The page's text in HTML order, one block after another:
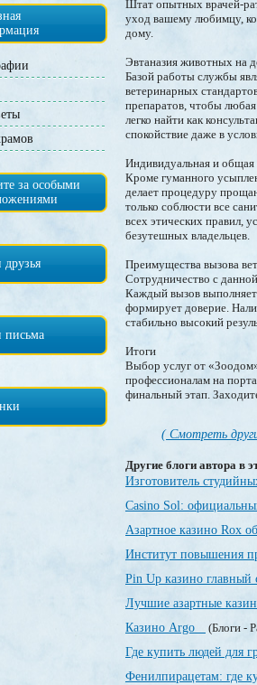
за особыми
Штат опытных врачей-
уход вашему любимцу,
дому.
Эвтаназия животных на
Базой работы службы
ветеринарных
препаратов, чтобы любая
легко найти как
спокойствие даже в
Индивидуальная и
Кроме гуманного
делает процедуру
только соблюсти все
всех этических правил,
безутешных владельцев.
Преимущества вызова
Сотрудничество с
Каждый вызов
формирует доверие.
стабильно высокий
Итоги
Выбор услуг от
профессионалам на
финальный этап.
( Смотреть
Другие блоги автора в
Изготовитель
Casino Sol:
Азартное казино Rox
Институт повышения
Pin Up казино главный
Лучшие азартные
Казино Argo (Блоги -
Где купить людей для
Фенилпирацетам: где